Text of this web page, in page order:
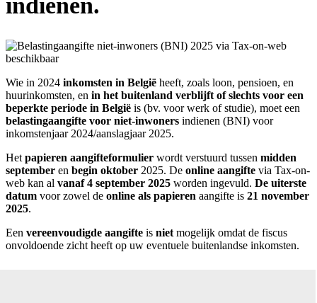
indienen.
Wie in 2024 inkomsten in België heeft, zoals loon, pensioen, en
huurinkomsten, en in het buitenland verblijft of slechts voor een
beperkte periode in België is (bv. voor werk of studie), moet een
belastingaangifte voor niet-inwoners indienen (BNI) voor
inkomstenjaar 2024/aanslagjaar 2025.
Het papieren aangifteformulier wordt verstuurd tussen midden
september en begin oktober 2025. De online aangifte via Tax-on-
web kan al vanaf 4 september 2025 worden ingevuld. De uiterste
datum voor zowel de online als papieren aangifte is 21 november
2025.
Een vereenvoudigde aangifte is niet mogelijk omdat de fiscus
onvoldoende zicht heeft op uw eventuele buitenlandse inkomsten.